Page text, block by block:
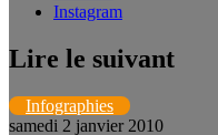
Instagram
Lire le suivant
Infographies
samedi 2 janvier 2010